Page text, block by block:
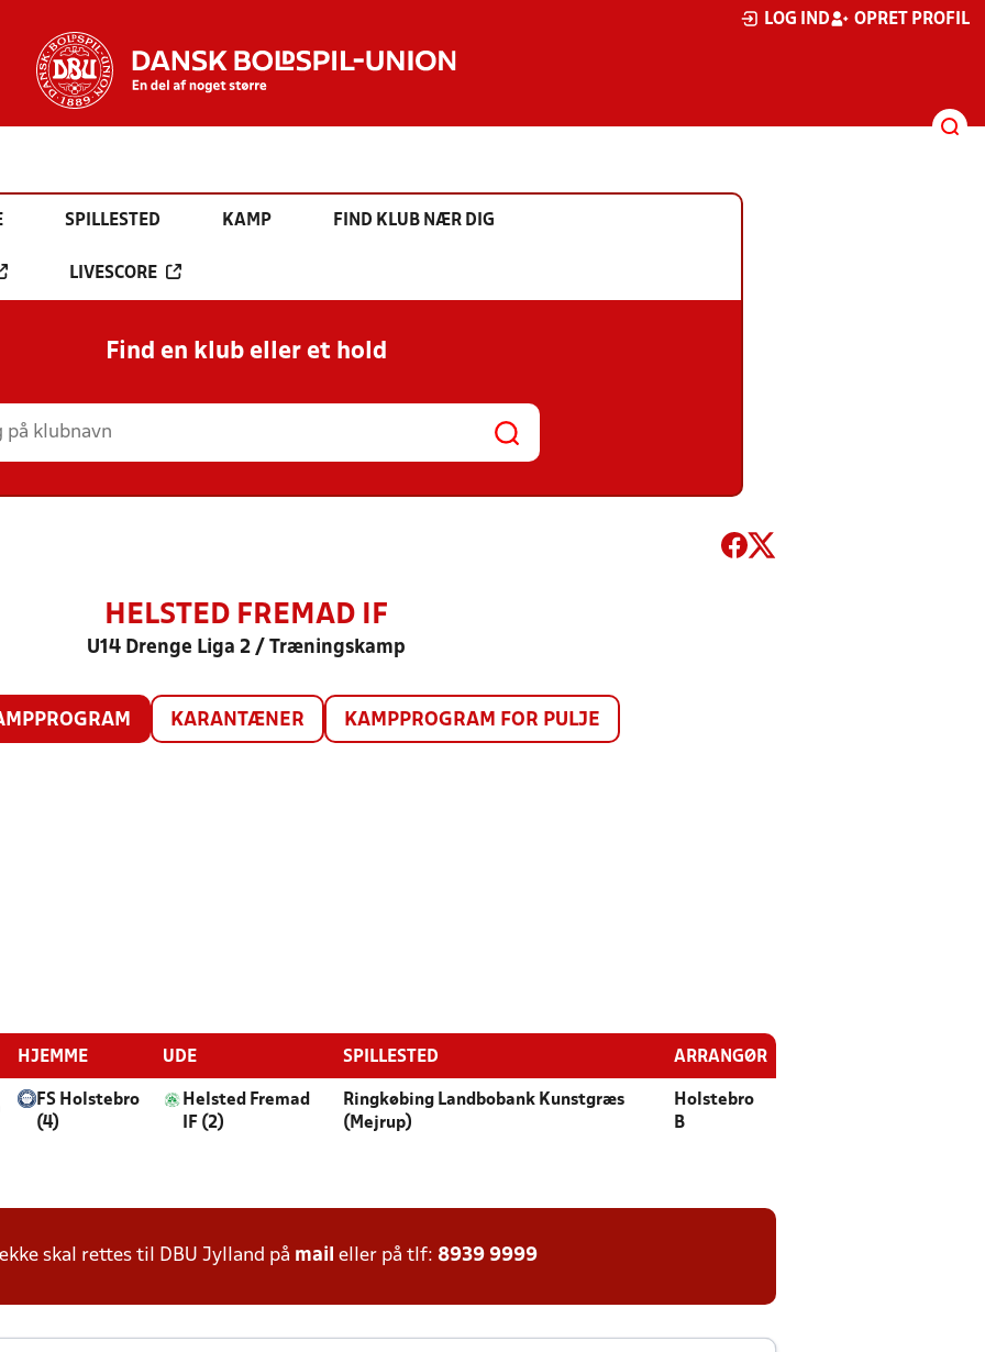
LOG IND OPRET PROFIL
SPILLESTED KAMP FIND KLUB NÆR DIG
LIVESCORE
Find en klub eller et hold
HELSTED FREMAD IF
U14 Drenge Liga 2 / Træningskamp
KARANTÆNER KAMPPROGRAM FOR PULJE
HJEMME UDE SPILLESTED ARRANGØR
FS Holstebro
(4)
Helsted Fremad
IF (2)
Ringkøbing Landbobank Kunstgræs
(Mejrup)
Holstebro
B
skal rettes til DBU Jylland på mail eller på tlf: 8939 9999